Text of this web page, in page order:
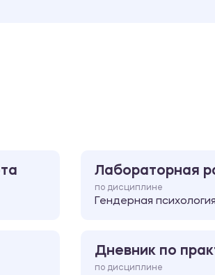
Лабораторная
по дисциплине
Гендерная психология
Дневник по
по дисциплине